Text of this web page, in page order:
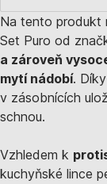
Na tento produkt
Set Puro od
a zároveň
mytí nádobí.
v zásobnících
schnou.
Vzhledem k
kuchyňské lince